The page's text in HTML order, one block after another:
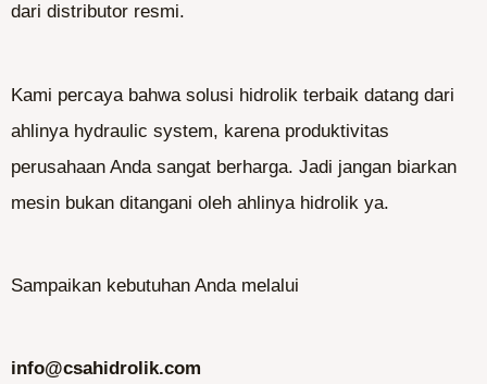
dari distributor resmi.
Kami percaya bahwa solusi hidrolik terbaik datang dari
ahlinya hydraulic system, karena produktivitas
perusahaan Anda sangat berharga. Jadi jangan biarkan
mesin bukan ditangani oleh ahlinya hidrolik ya.
Sampaikan kebutuhan Anda melalui
info@csahidrolik.com